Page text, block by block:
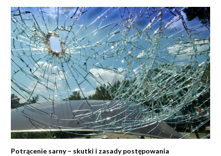
Potrącenie sarny – skutki i zasady postępowania